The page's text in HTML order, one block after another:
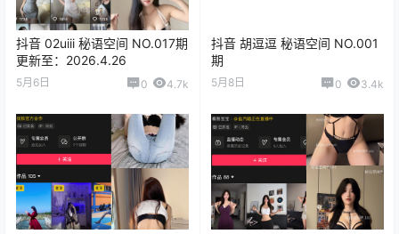
抖音 02uiii 秘语空间 NO.017期
更新至：2026.4.26
5月6日 0 4.7k
抖音 胡逗逗 秘语空间 NO.001
期
5月8日 0 3.4k